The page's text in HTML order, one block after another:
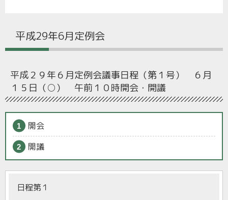
平成29年6月定例会
平成２９年６月定例会議事日程（第１号） ６月
１５日（○） 午前１０時開会・開議
開会
開議
日程第１